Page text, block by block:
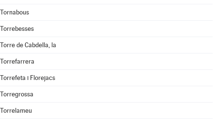
Tornabous
Torrebesses
Torre de Cabdella, la
Torrefarrera
Torrefeta i Florejacs
Torregrossa
Torrelameu